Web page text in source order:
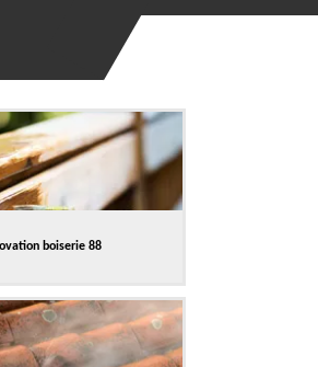
boiserie 88